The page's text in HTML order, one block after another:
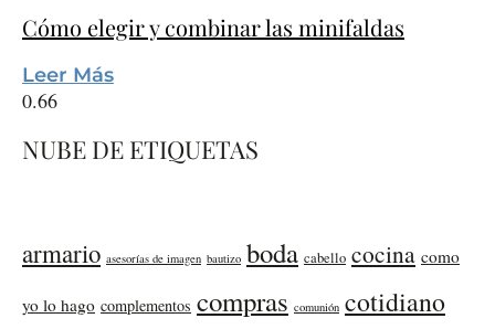
Cómo elegir y combinar las minifaldas
Leer Más
NUBE DE ETIQUETAS
armario asesorías de imagen bautizo boda cabello cocina como
yo lo hago complementos compras comunión cotidiano